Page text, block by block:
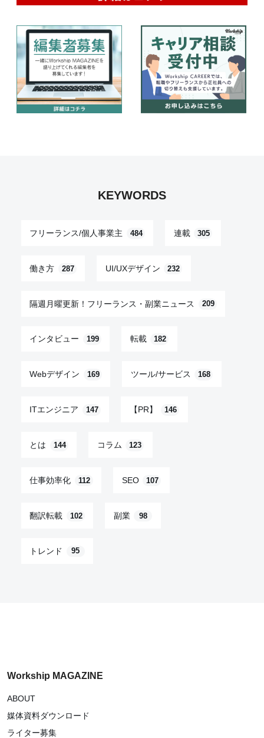
KEYWORDS
フリーランス/個人事業主 484 連載 305
働き方 287 UI/UXデザイン 232
隔週月曜更新！フリーランス・副業ニュース 209
インタビュー 199 転載 182
Webデザイン 169 ツール/サービス 168
ITエンジニア 147 【PR】 146
とは 144 コラム 123
仕事効率化 112 SEO 107
翻訳転載 102 副業 98
トレンド 95
Workship MAGAZINE
ABOUT
媒体資料ダウンロード
ライター募集